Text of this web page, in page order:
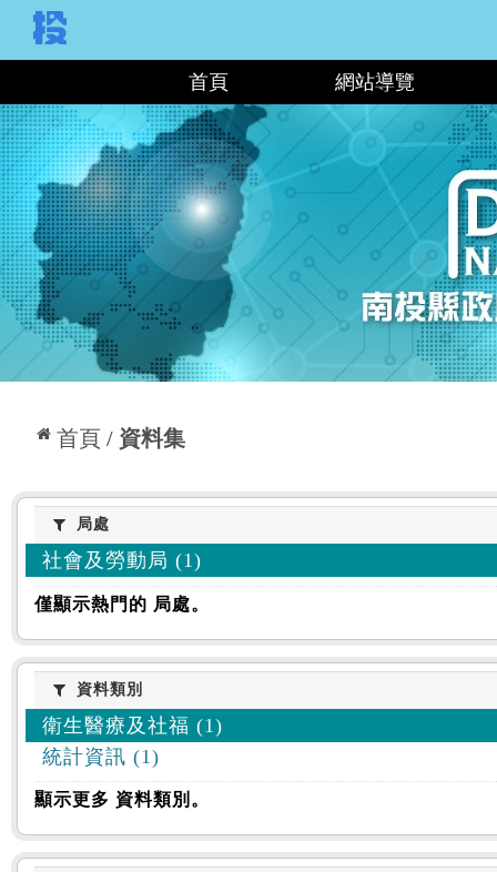
首頁 網站導覽
首頁 資料集
:::
局處局處
社會及勞動局 (1)
僅顯示熱門的 局處。
資料類別
資料類別
衛生醫療及社福 (1)
統計資訊 (1)
顯示更多 資料類別。